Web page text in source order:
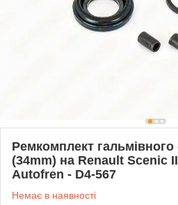
Ремкомплект
(34mm) на Renault Scenic
Autofren - D4-567
Немає в наявності